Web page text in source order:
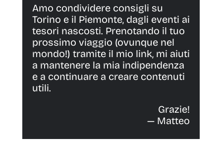
Amo condividere consigli su
Torino e il Piemonte, dagli eventi ai
tesori nascosti. Prenotando il tuo
prossimo viaggio (ovunque nel
mondo!) tramite il mio link, mi aiuti
a mantenere la mia indipendenza
e a continuare a creare contenuti
utili.
Grazie!
— Matteo